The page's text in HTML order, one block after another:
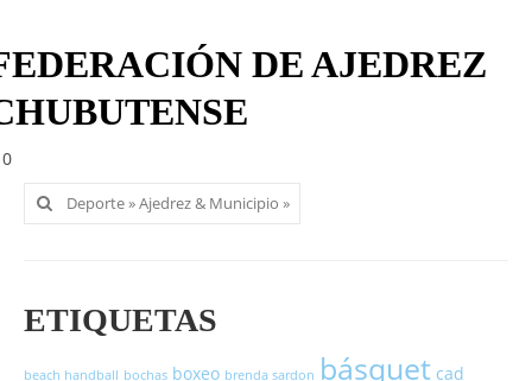
DE AJEDREZ
0
Buscar
por:
ETIQUETAS
beach handball bochas boxeo brenda sardon básquet cad